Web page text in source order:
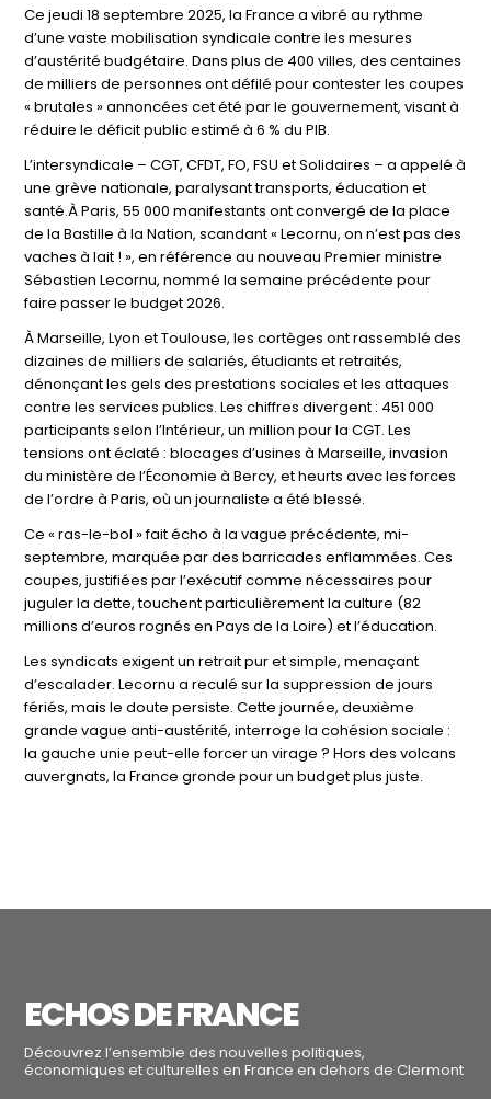
Ce jeudi 18 septembre 2025, la France a vibré au rythme
d’une vaste mobilisation syndicale contre les mesures
d’austérité budgétaire. Dans plus de 400 villes, des centaines
de milliers de personnes ont défilé pour contester les coupes
« brutales » annoncées cet été par le gouvernement, visant à
réduire le déficit public estimé à 6 % du PIB.
L’intersyndicale – CGT, CFDT, FO, FSU et Solidaires – a appelé à
une grève nationale, paralysant transports, éducation et
santé.À Paris, 55 000 manifestants ont convergé de la place
de la Bastille à la Nation, scandant « Lecornu, on n’est pas des
vaches à lait ! », en référence au nouveau Premier ministre
Sébastien Lecornu, nommé la semaine précédente pour
faire passer le budget 2026.
À Marseille, Lyon et Toulouse, les cortèges ont rassemblé des
dizaines de milliers de salariés, étudiants et retraités,
dénonçant les gels des prestations sociales et les attaques
contre les services publics. Les chiffres divergent : 451 000
participants selon l’Intérieur, un million pour la CGT. Les
tensions ont éclaté : blocages d’usines à Marseille, invasion
du ministère de l’Économie à Bercy, et heurts avec les forces
de l’ordre à Paris, où un journaliste a été blessé.
Ce « ras-le-bol » fait écho à la vague précédente, mi-
septembre, marquée par des barricades enflammées. Ces
coupes, justifiées par l’exécutif comme nécessaires pour
juguler la dette, touchent particulièrement la culture (82
millions d’euros rognés en Pays de la Loire) et l’éducation.
Les syndicats exigent un retrait pur et simple, menaçant
d’escalader. Lecornu a reculé sur la suppression de jours
fériés, mais le doute persiste. Cette journée, deuxième
grande vague anti-austérité, interroge la cohésion sociale :
la gauche unie peut-elle forcer un virage ? Hors des volcans
auvergnats, la France gronde pour un budget plus juste.
ECHOS DE FRANCE
Découvrez l’ensemble des nouvelles politiques,
économiques et culturelles en France en dehors de Clermont